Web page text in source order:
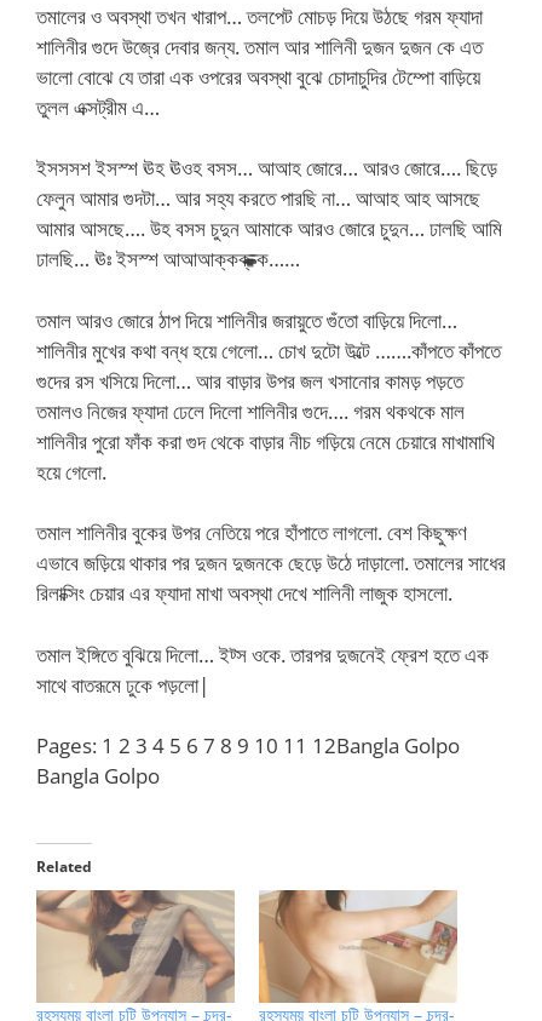
তমালের ও অবস্থা তখন খারাপ… তলপেট মোচড় দিয়ে উঠছে গরম ফ্যাদা
শালিনীর গুদে উজ্রে দেবার জন্য. তমাল আর শালিনী দুজন দুজন কে এত
ভালো বোঝে যে তারা এক ওপরের অবস্থা বুঝে চোদাচুদির টেম্পো বাড়িয়ে
তুলল এক্সট্রীম এ…
ইসসসশ ইসস্শ ঊহ ঊওহ বসস… আআহ জোরে… আরও জোরে…. ছিড়ে
ফেলুন আমার গুদটা… আর সহ্য করতে পারছি না… আআহ আহ আসছে
আমার আসছে…. উহ বসস চুদুন আমাকে আরও জোরে চুদুন… ঢালছি আমি
ঢালছি… ঊঃ ইসস্শ আআআক্কক্ক্ক্ক্ক্ক্ক……
তমাল আরও জোরে ঠাপ দিয়ে শালিনীর জরায়ুতে গুঁতো বাড়িয়ে দিলো…
শালিনীর মুখের কথা বন্ধ হয়ে গেলো… চোখ দুটো উল্টে …….কাঁপতে কাঁপতে
গুদের রস খসিয়ে দিলো… আর বাড়ার উপর জল খসানোর কামড় পড়তে
তমালও নিজের ফ্যাদা ঢেলে দিলো শালিনীর গুদে…. গরম থকথকে মাল
শালিনীর পুরো ফাঁক করা গুদ থেকে বাড়ার নীচ গড়িয়ে নেমে চেয়ারে মাখামাখি
হয়ে গেলো.
তমাল শালিনীর বুকের উপর নেতিয়ে পরে হাঁপাতে লাগলো. বেশ কিছুক্ষণ
এভাবে জড়িয়ে থাকার পর দুজন দুজনকে ছেড়ে উঠে দাড়ালো. তমালের সাধের
রিলাক্সিং চেয়ার এর ফ্যাদা মাখা অবস্থা দেখে শালিনী লাজুক হাসলো.
তমাল ইঙ্গিতে বুঝিয়ে দিলো… ইট্স ওকে. তারপর দুজনেই ফ্রেশ হতে এক
সাথে বাতরূমে ঢুকে পড়লো|
Pages: 1 2 3 4 5 6 7 8 9 10 11 12Bangla Golpo
Bangla Golpo
Related
রহস্যময় বাংলা চটি উপন্যাস – চন্দ্র- রহস্যময় বাংলা চটি উপন্যাস – চন্দ্র-